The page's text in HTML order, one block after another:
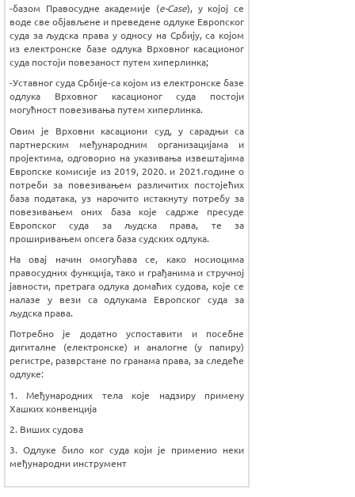
-базом Правосудне академије (e-Case), у којој се
воде све објављене и преведене одлуке Европског
суда за људска права у односу на Србију, са којом
из електронске базе одлука Врховног касационог
суда постоји повезаност путем хиперлинка;
-Уставног суда Србије-са којом из електронске базе
одлука Врховног касационог суда постоји
могућност повезивања путем хиперлинка.
Овим је Врховни касациони суд, у сарадњи са
партнерским међународним организацијама и
пројектима, одговорио на указивања извештајима
Европске комисије из 2019, 2020. и 2021.године о
потреби за повезивањем различитих постојећих
база података, уз нарочито истакнуту потребу за
повезивањем оних база које садрже пресуде
Европског суда за људска права, те за
проширивањем опсега база судских одлука.
На овај начин омогућава се, како носиоцима
правосудних функција, тако и грађанима и стручној
јавности, претрага одлука домаћих судова, које се
налазе у вези са одлукама Европског суда за
људска права.
Потребно је додатно успоставити и посебне
дигиталне (електронске) и аналогне (у папиру)
регистре, разврстане по гранама права, за следеће
одлуке:
1. Међународних тела које надзиру примену
Хашких конвенција
2. Виших судова
3. Одлуке било ког суда који је применио неки
међународни инструмент